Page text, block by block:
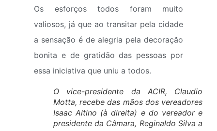
Os esforços todos foram muito
valiosos, já que ao transitar pela cidade
a sensação é de alegria pela decoração
bonita e de gratidão das pessoas por
essa iniciativa que uniu a todos.
O vice-presidente da ACIR, Claudio
Motta, recebe das mãos dos vereadores
Isaac Altino (à direita) e do vereador e
presidente da Câmara, Reginaldo Silva a